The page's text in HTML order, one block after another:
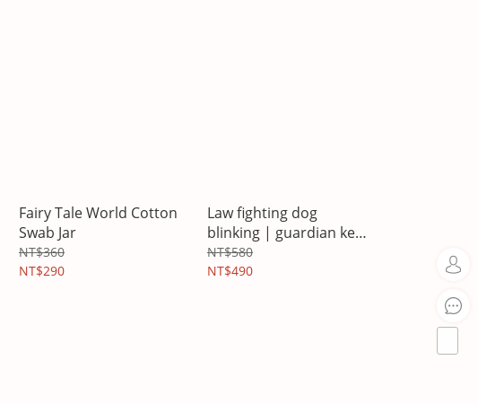
Fairy Tale World Cotton
Swab Jar
NT$360
NT$290
Law fighting dog
blinking | guardian key
wall hanging
NT$580
NT$490